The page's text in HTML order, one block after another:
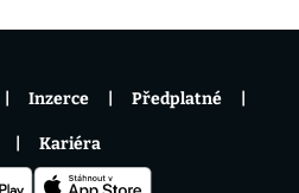
Inzerce Předplatné
Kariéra